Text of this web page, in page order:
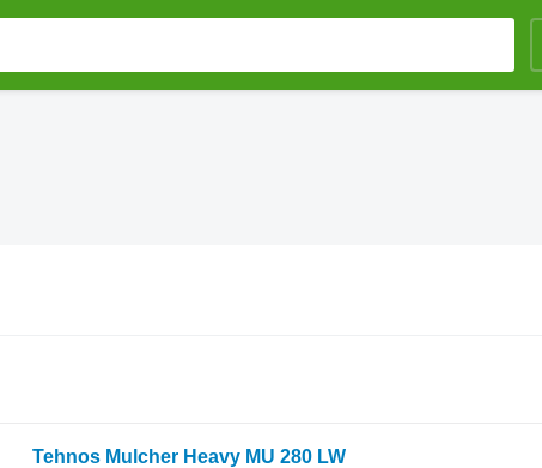
Tehnos Mulcher Heavy MU 280 LW